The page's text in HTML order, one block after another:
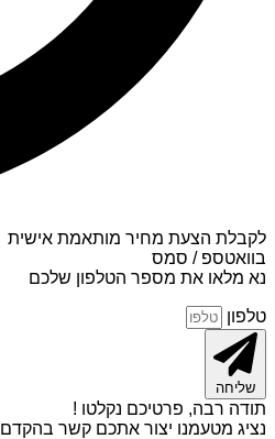
לקבלת הצעת מחיר מותאמת אישית
בוואטספ / סמס
נא מלאו את מספר הטלפון שלכם
טלפון
שליחה
תודה רבה, פרטיכם נקלטו !
נציג מטעמנו יצור אתכם קשר בהקדם